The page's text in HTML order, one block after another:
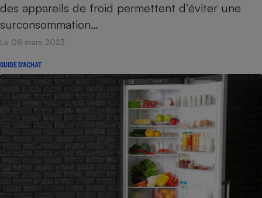
des appareils de froid permettent d’éviter une
surconsommation…
Le 08 mars 2023
GUIDE D'ACHAT